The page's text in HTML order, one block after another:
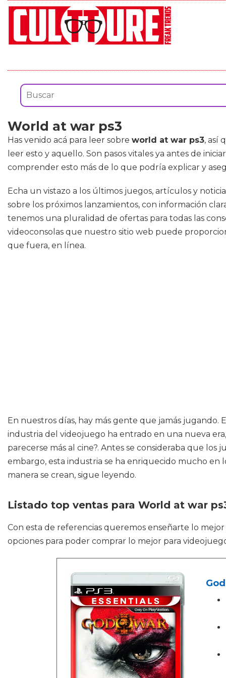
World at war ps3
Has venido acá para leer sobre world at war ps3, así
leer esto y aquello. Son pasos vitales ya antes de
comprender esto más de lo que podría explicar y
Echa un vistazo a los últimos juegos, artículos y
sobre los próximos lanzamientos, con información
tenemos una pluralidad de ofertas para todas las
videoconsolas que nuestro sitio web puede
que fuera, en línea.
En nuestros días, hay más gente que jamás jugando.
industria del videojuego ha entrado en una nueva
parecerse más al cine?. Antes se consideraba que
embargo, esta industria se ha enriquecido mucho en
manera se crean, sigue leyendo.
Listado top ventas para World at war
Con esta de referencias queremos enseñarte lo
opciones para poder comprar lo mejor para